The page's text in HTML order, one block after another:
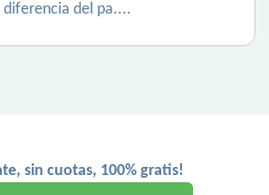
diferencia del pa....
sin cuotas, 100% gratis!